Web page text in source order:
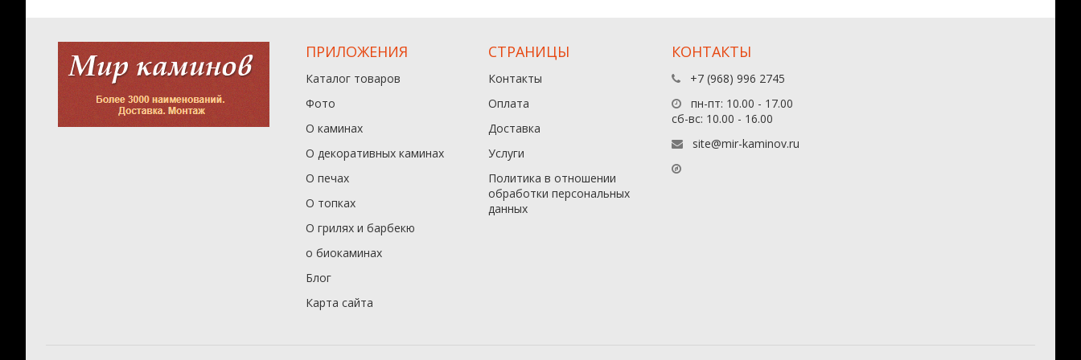
ПРИЛОЖЕНИЯ
Каталог товаров
Фото
О каминах
О декоративных каминах
О печах
О топках
О грилях и барбекю
о биокаминах
Блог
Карта сайта
СТРАНИЦЫ
Контакты
Оплата
Доставка
Услуги
Политика в отношении
обработки персональных
данныx
КОНТАКТЫ
+7 (968) 996 2745
пн-пт: 10.00 - 17.00
сб-вс: 10.00 - 16.00
site@mir-kaminov.ru